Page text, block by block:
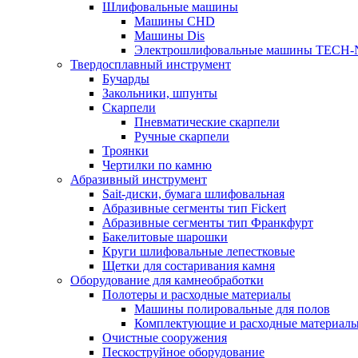
Шлифовальные машины
Машины CHD
Машины Dis
Электрошлифовальные машины TECH-
Твердосплавный инструмент
Бучарды
Закольники, шпунты
Скарпели
Пневматические скарпели
Ручные скарпели
Троянки
Чертилки по камню
Абразивный инструмент
Sait-диски, бумага шлифовальная
Абразивные сегменты тип Fickert
Абразивные сегменты тип Франкфурт
Бакелитовые шарошки
Круги шлифовальные лепестковые
Щетки для состаривания камня
Оборудование для камнеобработки
Полотеры и расходные материалы
Машины полировальные для полов
Комплектующие и расходные
Очистные сооружения
Пескоструйное оборудование